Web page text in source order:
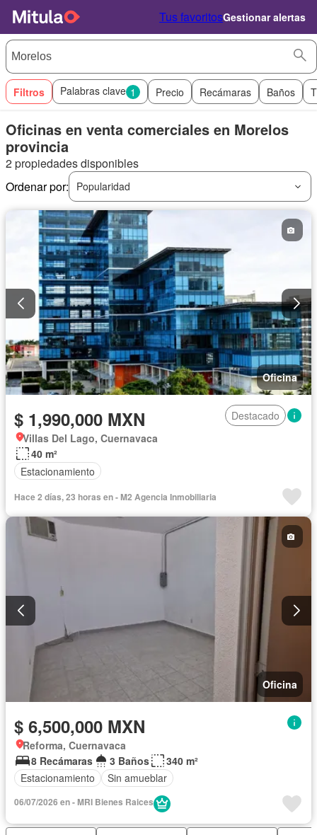
Tus favoritosGestionar alertas
Filtros Palabras clave 1 Precio Recámaras Baños
Oficinas en venta comerciales en Morelos
provincia
2 propiedades disponibles
Ordenar por:
Popularidad
Oficina
$ 1,990,000 MXN
Destacado
Villas Del Lago, Cuernavaca
40 m²
Estacionamiento
Hace 2 días, 23 horas en - M2 Agencia Inmobiliaria
Oficina
$ 6,500,000 MXN
Reforma, Cuernavaca
8 Recámaras
3 Baños
340 m²
Estacionamiento
Sin amueblar
06/07/2026 en - MRI Bienes Raices